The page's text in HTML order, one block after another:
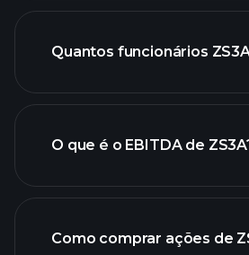
ZS3A
ações de alto
Quantos funcionários
O que é o EBITDA de
Como comprar ações de